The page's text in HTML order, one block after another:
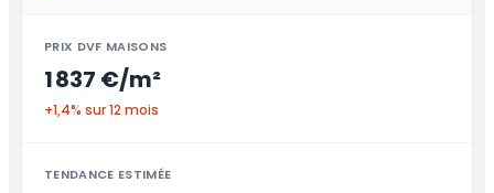
PRIX DVF MAISONS
1 837 €/m²
+1,4% sur 12 mois
TENDANCE ESTIMÉE